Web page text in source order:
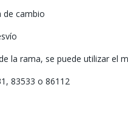
de cambio
la rama, se puede utilizar el
83533 o 86112